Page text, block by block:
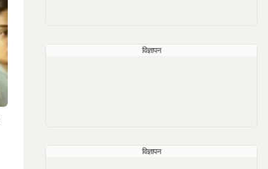
विज्ञापन
विज्ञापन